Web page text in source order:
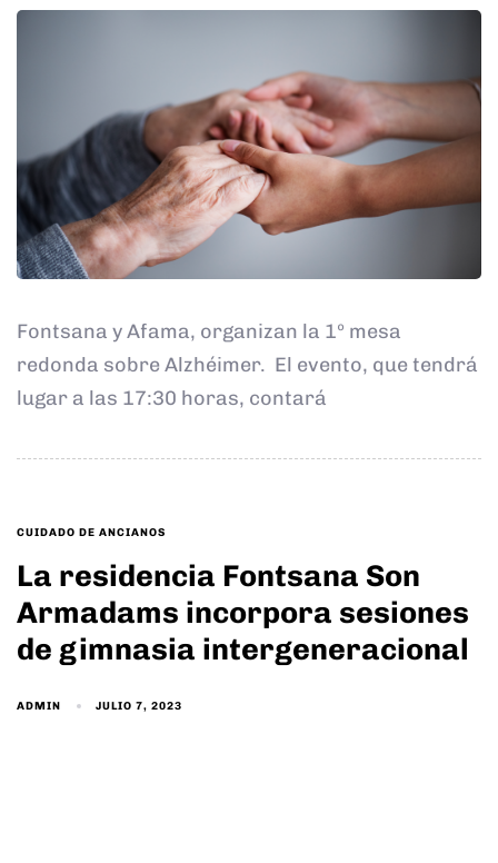
Fontsana y Afama, organizan la 1º mesa
redonda sobre Alzhéimer. El evento, que tendrá
lugar a las 17:30 horas, contará
TAGS
CUIDADO DE ANCIANOS
La residencia Fontsana Son
Armadams incorpora sesiones
de gimnasia intergeneracional
ADMIN JULIO 7, 2023